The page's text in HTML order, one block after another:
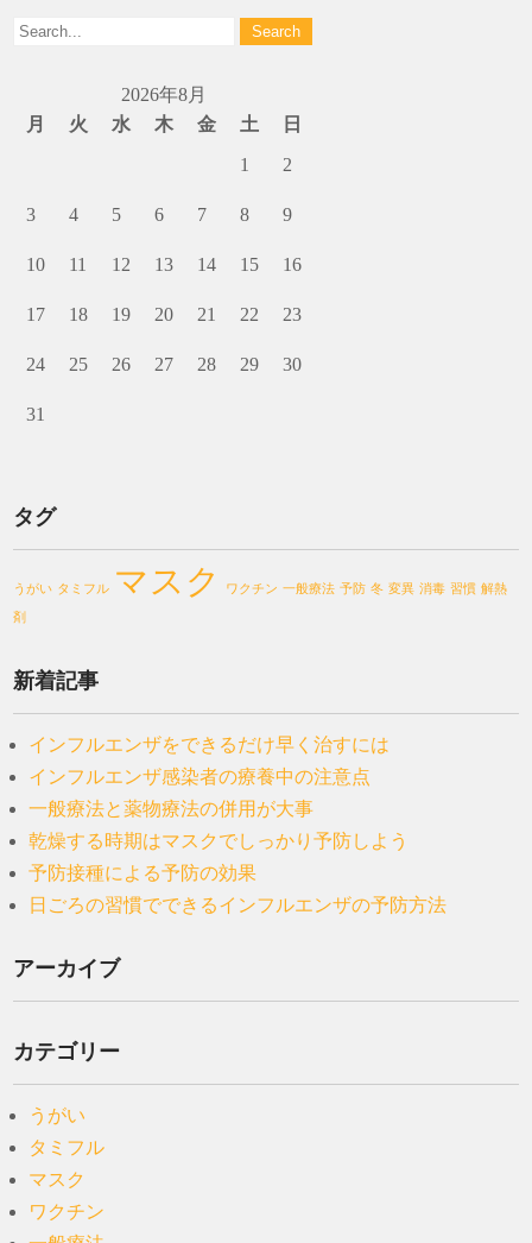
2026年8月
月
火 水 木 金 土
日
1
2
3 4 5 6 7 8 9
10 11 12 13 14 15 16
17 18 19 20 21 22 23
24 25 26 27 28 29 30
31
タグ
うがい タミフル マスク ワクチン 一般療法 予防 冬 変異 消毒 習慣 解熱
剤
新着記事
インフルエンザをできるだけ早く治すには
インフルエンザ感染者の療養中の注意点
一般療法と薬物療法の併用が大事
乾燥する時期はマスクでしっかり予防しよう
予防接種による予防の効果
日ごろの習慣でできるインフルエンザの予防方法
アーカイブ
カテゴリー
うがい
タミフル
マスク
ワクチン